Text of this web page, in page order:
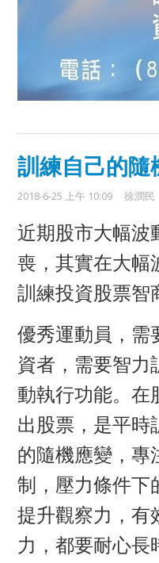
訓練自己的隨
2018-6-25 上午 10:09 徐潤民
近期股市大幅波
喪，其實在大幅
訓練投資股票智
優秀運動員，需
資者，需要智力
動執行功能。在
出股票，是平時
的隨機應變，專
制，壓力條件下
提升觀察力，有
力，都要耐心長